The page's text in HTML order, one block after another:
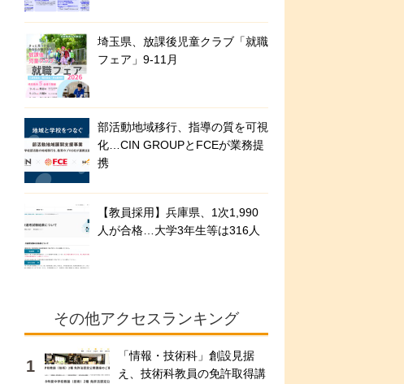
埼玉県、放課後児童クラブ「就職
フェア」9-11月
部活動地域移行、指導の質を可視
化…CIN GROUPとFCEが業務提
携
【教員採用】兵庫県、1次1,990
人が合格…大学3年生等は316人
その他アクセスランキング
「情報・技術科」創設見据
え、技術科教員の免許取得講